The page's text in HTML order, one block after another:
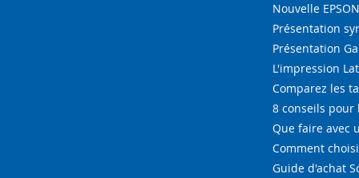
Nouvelle
Présentation
Présentation
L'impression
Comparez les
8 conseils pour
Que faire avec
Comment
Guide d'achat